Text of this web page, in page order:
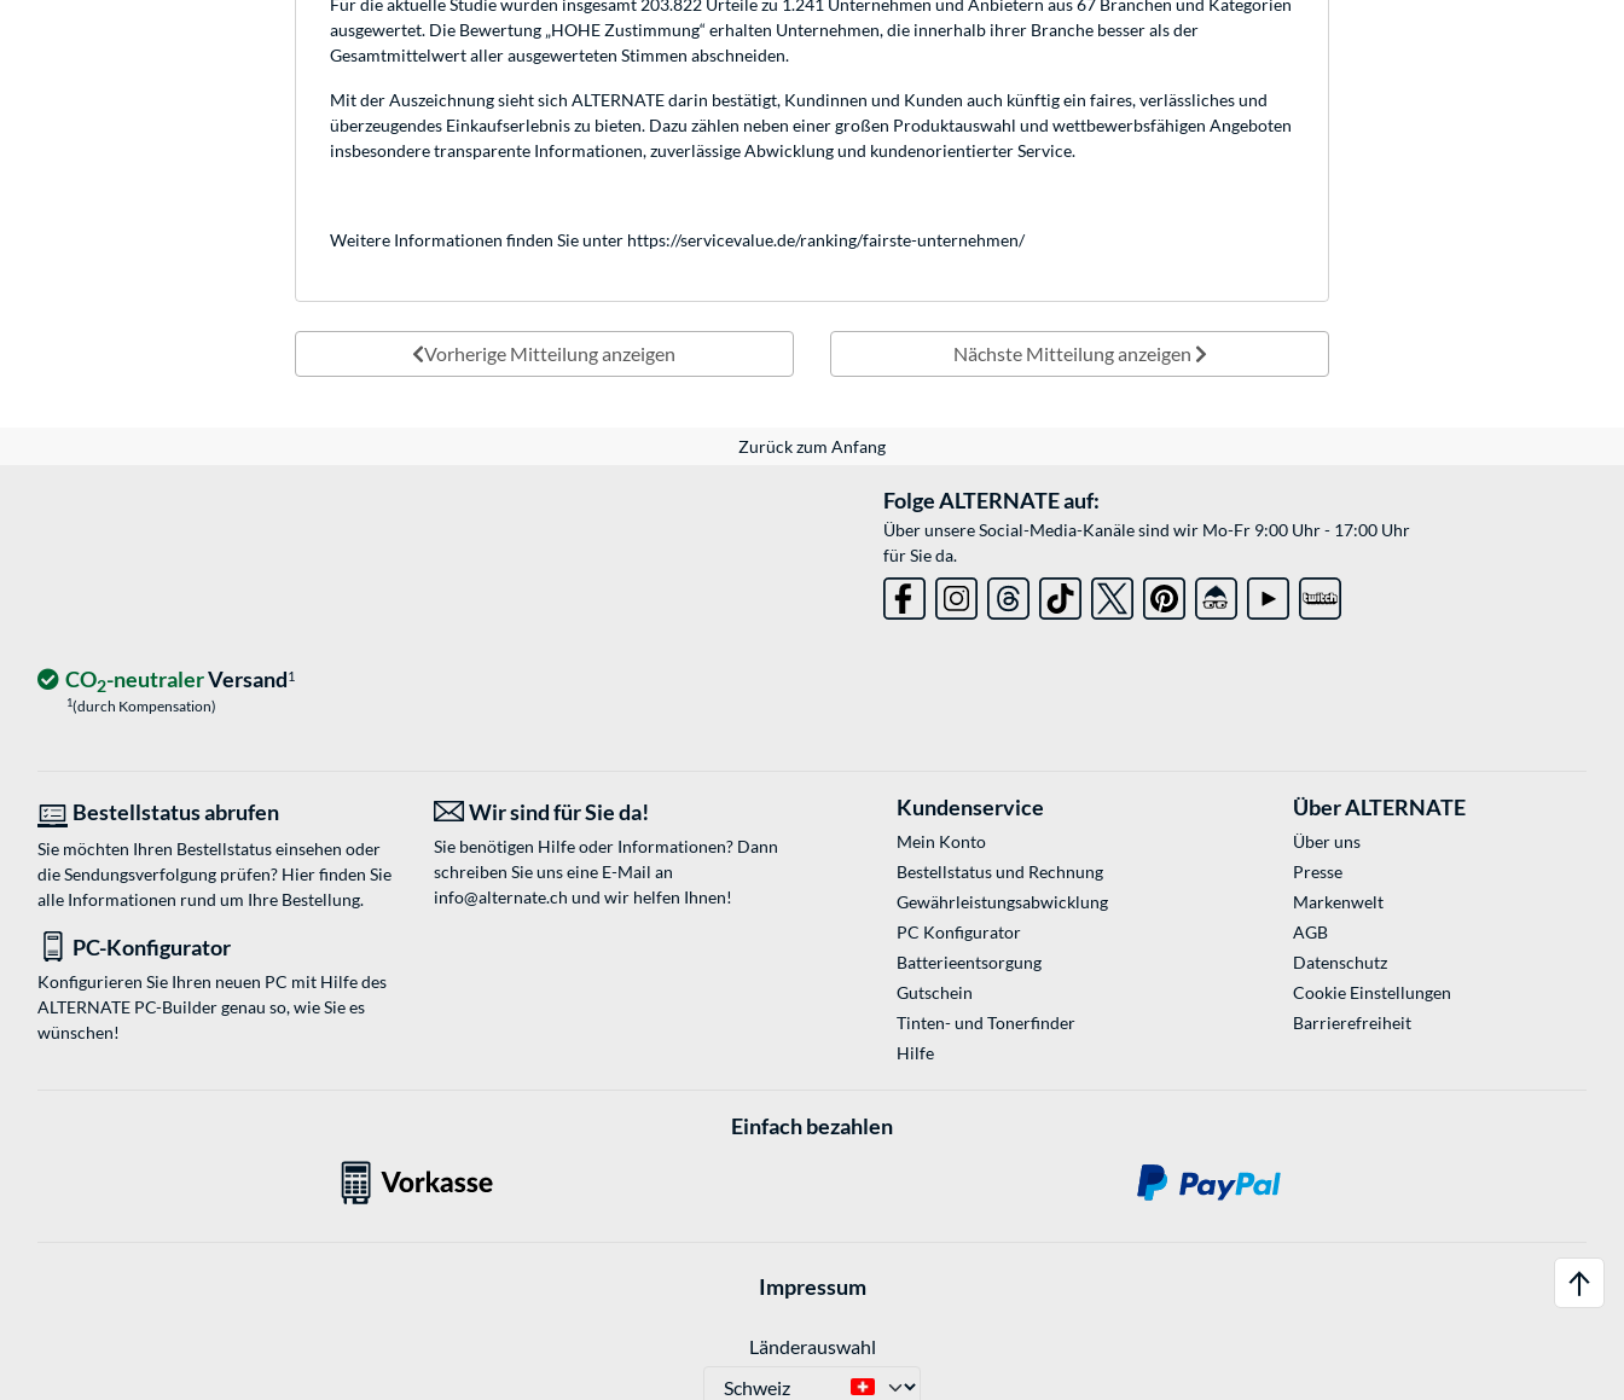
Für die aktuelle Studie wurden insgesamt 203.822 Urteile zu 1.241 Unternehmen und Anbietern aus 67 Branchen und Kategorien
ausgewertet. Die Bewertung „HOHE Zustimmung“ erhalten Unternehmen, die innerhalb ihrer Branche besser als der
Gesamtmittelwert aller ausgewerteten Stimmen abschneiden.
Mit der Auszeichnung sieht sich ALTERNATE darin bestätigt, Kundinnen und Kunden auch künftig ein faires, verlässliches und
überzeugendes Einkaufserlebnis zu bieten. Dazu zählen neben einer großen Produktauswahl und wettbewerbsfähigen Angeboten
insbesondere transparente Informationen, zuverlässige Abwicklung und kundenorientierter Service.
Weitere Informationen finden Sie unter https://servicevalue.de/ranking/fairste-unternehmen/
Vorherige Mitteilung anzeigen Nächste Mitteilung anzeigen
Zurück zum Anfang
Folge ALTERNATE auf:
Über unsere Social-Media-Kanäle sind wir Mo-Fr 9:00 Uhr - 17:00 Uhr
für Sie da.
CO2-neutralerVersand1
1(durch Kompensation)
Bestellstatus abrufen
Sie möchten Ihren Bestellstatus einsehen oder
die Sendungsverfolgung prüfen? Hier finden Sie
alle Informationen rund um Ihre Bestellung.
Wir sind für Sie da!
Sie benötigen Hilfe oder Informationen? Dann
schreiben Sie uns eine E-Mail an
info@alternate.ch und wir helfen Ihnen!
PC-Konfigurator
Konfigurieren Sie Ihren neuen PC mit Hilfe des
ALTERNATE PC-Builder genau so, wie Sie es
wünschen!
Kundenservice
Mein Konto
Bestellstatus und Rechnung
Gewährleistungsabwicklung
PC Konfigurator
Batterieentsorgung
Gutschein
Tinten- und Tonerfinder
Hilfe
Über ALTERNATE
Über uns
Presse
Markenwelt
AGB
Datenschutz
Cookie Einstellungen
Barrierefreiheit
Einfach bezahlen
Impressum
Länderauswahl